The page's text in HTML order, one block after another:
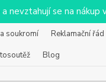
nevztahují se na
soukromí Reklamační řád
Blog